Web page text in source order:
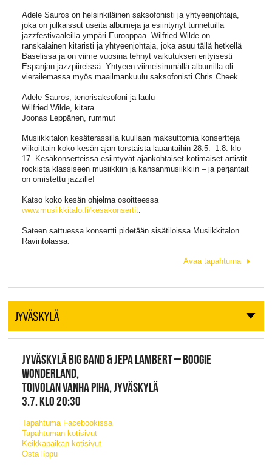
Adele Sauros on helsinkiläinen saksofonisti ja yhtyeenjohtaja,
joka on julkaissut useita albumeja ja esiintynyt tunnetuilla
jazzfestivaaleilla ympäri Eurooppaa. Wilfried Wilde on
ranskalainen kitaristi ja yhtyeenjohtaja, joka asuu tällä hetkellä
Baselissa ja on viime vuosina tehnyt vaikutuksen erityisesti
Espanjan jazzpiireissä. Yhtyeen viimeisimmällä albumilla oli
vierailemassa myös maailmankuulu saksofonisti Chris Cheek.
Adele Sauros, tenorisaksofoni ja laulu
Wilfried Wilde, kitara
Joonas Leppänen, rummut
Musiikkitalon kesäterassilla kuullaan maksuttomia konsertteja
viikoittain koko kesän ajan torstaista lauantaihin 28.5.–1.8. klo
17. Kesäkonserteissa esiintyvät ajankohtaiset kotimaiset artistit
rockista klassiseen musiikkiin ja kansanmusiikkiin – ja perjantait
on omistettu jazzille!
Katso koko kesän ohjelma osoitteessa
www.musiikkitalo.fi/kesakonsertit.
Sateen sattuessa konsertti pidetään sisätiloissa Musiikkitalon
Ravintolassa.
Avaa tapahtuma
JYVÄSKYLÄ
JYVÄSKYLÄ BIG BAND & JEPA LAMBERT – BOOGIE
WONDERLAND,
TOIVOLAN VANHA PIHA, JYVÄSKYLÄ
3.7. KLO 20:30
Tapahtuma Facebookissa
Tapahtuman kotisivut
Keikkapaikan kotisivut
Osta lippu